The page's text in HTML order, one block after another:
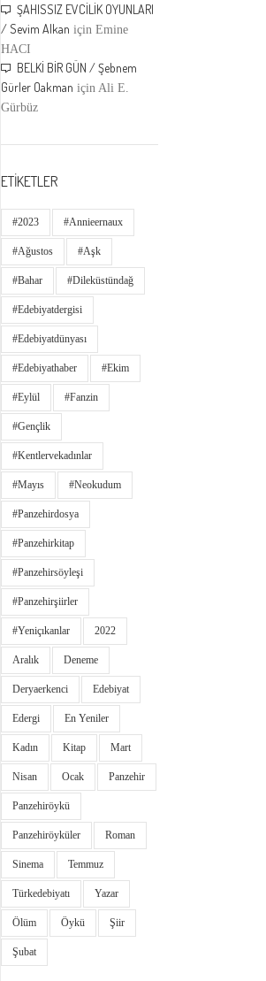
ŞAHISSIZ EVCİLİK OYUNLARI
/ Sevim Alkan içinEmine
HACI
BELKİ BİR GÜN / Şebnem
Gürler Oakman içinAli E.
Gürbüz
ETİKETLER
#2023 #annieernaux
#ağustos #aşk
#bahar #dileküstündağ
#edebiyatdergisi
#edebiyatdünyası
#edebiyathaber #ekim
#eylül #fanzin
#gençlik
#kentlervekadınlar
#Mayıs #neokudum
#panzehirdosya
#panzehirkitap
#panzehirsöyleşi
#panzehirşiirler
#yeniçıkanlar 2022
Aralık Deneme
Deryaerkenci Edebiyat
Edergi En Yeniler
Kadın Kitap Mart
Nisan Ocak Panzehir
Panzehiröykü
Panzehiröyküler Roman
Sinema Temmuz
Türkedebiyatı Yazar
Ölüm Öykü Şiir
Şubat